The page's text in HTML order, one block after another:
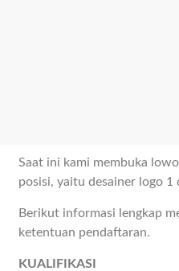
Saat ini kami membuka
posisi, yaitu desainer logo 1
Berikut informasi lengkap
ketentuan pendaftaran.
KUALIFIKASI